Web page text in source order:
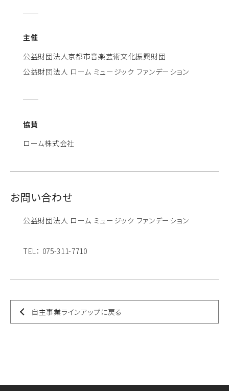
主催
公益財団法人京都市音楽芸術文化振興財団
公益財団法人 ローム ミュージック ファンデーション
協賛
ローム株式会社
お問い合わせ
公益財団法人 ローム ミュージック ファンデーション
TEL： 075-311-7710
自主事業ラインアップに戻る